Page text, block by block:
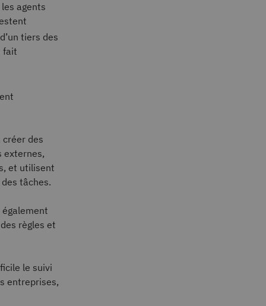
agents
tiers des
fait
des
externes,
et utilisent
tâches.
règles et
le suivi
entreprises,